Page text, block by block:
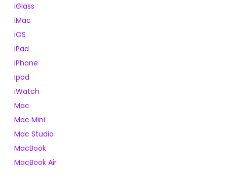
iGlass
iMac
iOS
iPad
iPhone
Ipod
iWatch
Mac
Mac Mini
Mac Studio
MacBook
MacBook Air